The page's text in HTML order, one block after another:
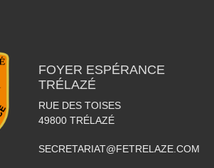
FOYER ESPÉRANCE
TRÉLAZÉ
RUE DES TOISES
49800 TRÉLAZÉ
SECRETARIAT@FETRELAZE.COM